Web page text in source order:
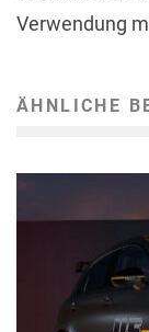
Verwendung
ÄHNLICHE